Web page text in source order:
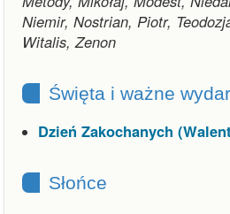
Niemir, Nostrian, Piotr,
Witalis, Zenon
Święta i ważne
Dzień Zakochanych
Słońce